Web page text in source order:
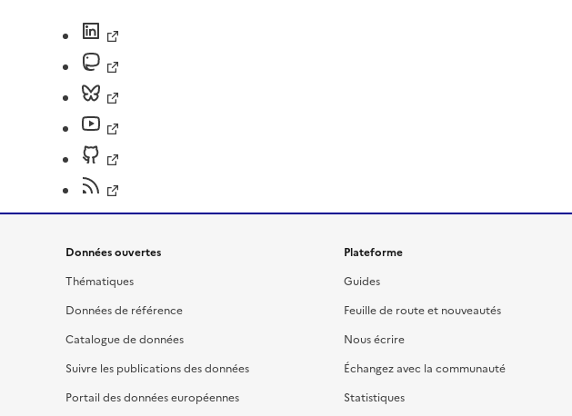
Données ouvertes
Thématiques
Données de référence
Catalogue de données
Suivre les publications des données
Portail des données européennes
Plateforme
Guides
Feuille de route et nouveautés
Nous écrire
Échangez avec la communauté
Statistiques